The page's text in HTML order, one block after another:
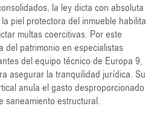
la ley dicta con absoluta
piel protectora del inmueble habilita
multas coercitivas. Por este
del patrimonio en especialistas
del equipo técnico de Europa 9,
asegurar la tranquilidad jurídica. Su
anula el gasto desproporcionado
saneamiento estructural.